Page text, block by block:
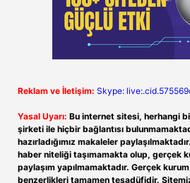
Reklam ve İletişim: Skype:
Yasal Uyarı: Bu internet sitesi, herhangi
şirketi ile hiçbir bağlantısı
hazırladığımız makaleler
haber niteliği taşımamakta olup, gerçek
paylaşım yapılmamaktadır. Gerçek
benzerlikleri tamamen tesadüfidir.